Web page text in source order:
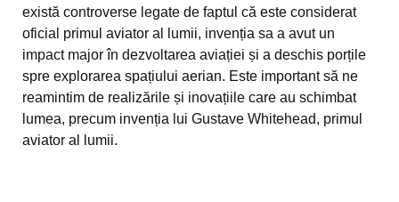
există controverse legate de faptul că este considerat
oficial primul aviator al lumii, invenția sa a avut un
impact major în dezvoltarea aviației și a deschis porțile
spre explorarea spațiului aerian. Este important să ne
reamintim de realizările și inovațiile care au schimbat
lumea, precum invenția lui Gustave Whitehead, primul
aviator al lumii.